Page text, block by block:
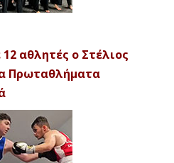
αθλητές ο Στέλιος
Πρωταθλήματα